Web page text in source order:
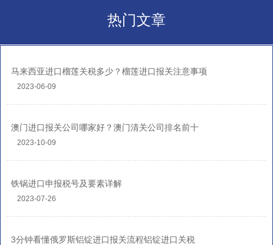
热门文章
马来西亚进口榴莲关税多少？榴莲进口报关注意事项
2023-06-09
澳门进口报关公司哪家好？澳门清关公司排名前十
2023-10-09
铁锅进口申报税号及要素详解
2023-07-26
3分钟看懂俄罗斯铝锭进口报关流程铝锭进口关税